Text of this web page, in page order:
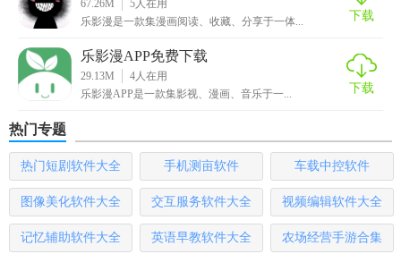
1. 资源丰富：乐影漫纯净版整合了全网的音乐、影视和漫画
资源，内容丰富多样，满足用户的不同需求。
2. 高清画质：软件支持高清画质播放，为用户带来优质的视
听体验。
3. 无广告干扰：乐影漫纯净版完全免费且无广告干扰，用户
可以畅享纯净的娱乐体验。
4. 操作便捷：软件界面简洁直观，操作简单易懂，用户可以
轻松上手。
5. 实时更新：软件每日同步更新最新剧集和音乐资源，让用
67.26M 5人在用
乐影漫是一款集漫画阅读、收藏、分享于一体...
下载
乐影漫APP免费下载
29.13M 4人在用
乐影漫APP是一款集影视、漫画、音乐于一...
下载
热门专题
热门短剧软件大全 手机测亩软件 车载中控软件
图像美化软件大全 交互服务软件大全 视频编辑软件大全
记忆辅助软件大全 英语早教软件大全 农场经营手游合集